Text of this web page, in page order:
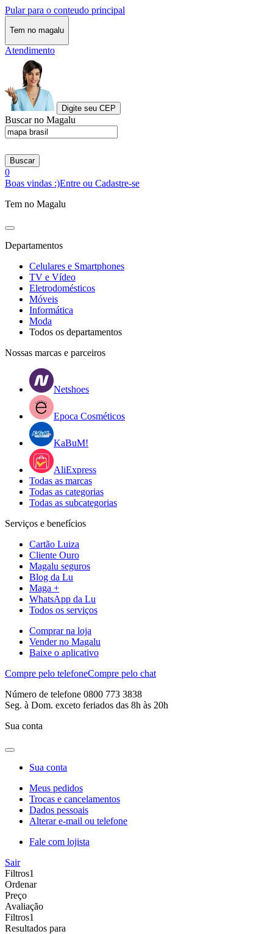
Pular para o conteudo principal
Tem no magalu
Atendimento
Digite seu CEP
Buscar no Magalu
Buscar
0
Boas vindas :)Entre ou Cadastre-se
Tem no Magalu
Departamentos
Celulares e Smartphones
TV e Vídeo
Eletrodomésticos
Móveis
Informática
Moda
Todos os departamentos
Nossas marcas e parceiros
Netshoes
Epoca Cosméticos
KaBuM!
AliExpress
Todas as marcas
Todas as categorias
Todas as subcategorias
Serviços e benefícios
Cartão Luiza
Cliente Ouro
Magalu seguros
Blog da Lu
Maga +
WhatsApp da Lu
Todos os serviços
Comprar na loja
Vender no Magalu
Baixe o aplicativo
Compre pelo telefoneCompre pelo chat
Número de telefone 0800 773 3838
Seg. à Dom. exceto feriados das 8h às 20h
Sua conta
Sua conta
Meus pedidos
Trocas e cancelamentos
Dados pessoais
Alterar e-mail ou telefone
Fale com lojista
Sair
Filtros1
Ordenar
Preço
Avaliação
Filtros1
Resultados para